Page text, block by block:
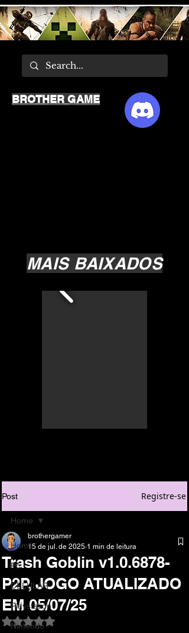
MAIS BAIXADOS
BROTHER GAME
Post Registre-se
Home
Pc
CELULAR
Playstation
Nintendo
Home
Trash Goblin v1.0.6878-
P2P, JOGO ATUALIZADO
EM 05/07/25
brothergamer
15 de jul. de 2025 1 min de leitura
Avaliado com NaN de 5 estrelas.